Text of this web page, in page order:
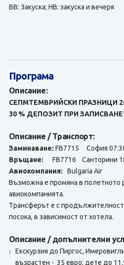
BB: Закуска; HB: закуска и вечеря
Програма
Описание:
СЕПМТЕМВРИЙСКИ ПРАЗНИЦИ
30 % ДЕПОЗИТ ПРИ
Описание / Транспорт:
Заминаване: FB7715 София
Връщане: FB7716 Санторини
Авиокомпания: Bulgaria Air
Възможна е промяна в полетното
авиокомпанията.
Tрансферът е с
посока, в зависимост от хотела.
Описание / допълнителни
Екскурзия до Пиргос,
възрастен - 35 евро; дете до